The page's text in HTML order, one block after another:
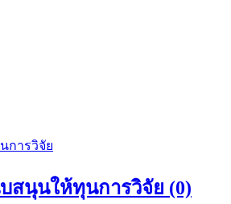
สนุนให้ทุนการวิจัย (0)